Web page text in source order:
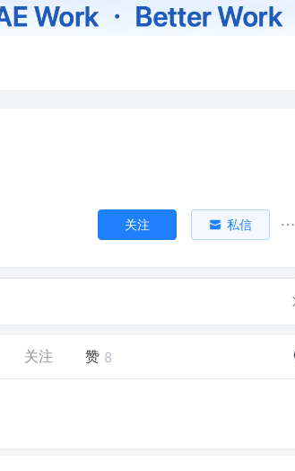
关注 私信
关注 赞 8